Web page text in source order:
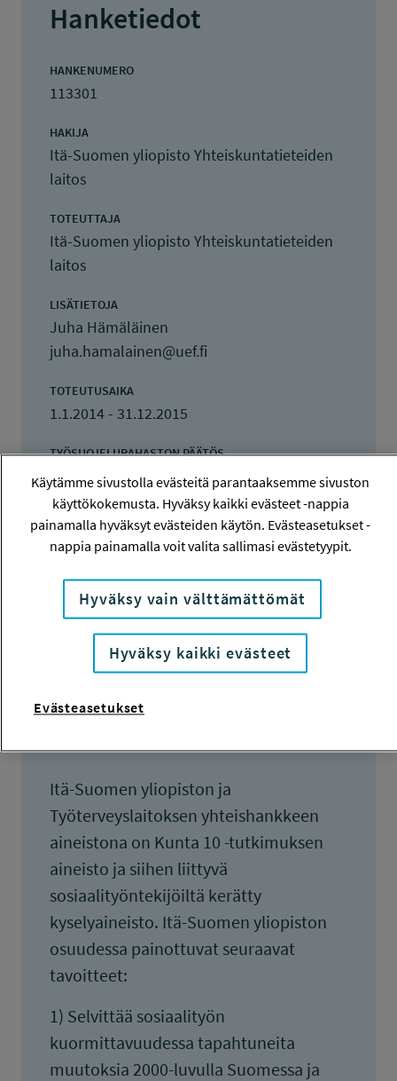
Hanketiedot
HANKENUMERO
113301
HAKIJA
Itä-Suomen yliopisto Yhteiskuntatieteiden
laitos
TOTEUTTAJA
Itä-Suomen yliopisto Yhteiskuntatieteiden
laitos
LISÄTIETOJA
Juha Hämäläinen
juha.hamalainen@uef.fi
TOTEUTUSAIKA
1.1.2014 - 31.12.2015
TYÖSUOJELURAHASTON PÄÄTÖS
18.2.2014
90 000 euroa
KOKONAISKUSTANNUKSET
TULOKSET VALMISTUNEET
31.12.2015
Itä-Suomen yliopiston ja
Työterveyslaitoksen yhteishankkeen
aineistona on Kunta 10 -tutkimuksen
aineisto ja siihen liittyvä
sosiaalityöntekijöiltä kerätty
kyselyaineisto. Itä-Suomen yliopiston
osuudessa painottuvat seuraavat
tavoitteet:
1) Selvittää sosiaalityön
kuormittavuudessa tapahtuneita
muutoksia 2000-luvulla Suomessa ja
Käytämme sivustolla evästeitä parantaaksemme sivuston
käyttökokemusta. Hyväksy kaikki evästeet -nappia
painamalla hyväksyt evästeiden käytön. Evästeasetukset -
nappia painamalla voit valita sallimasi evästetyypit.
Hyväksy vain välttämättömät
Hyväksy kaikki evästeet
Evästeasetukset